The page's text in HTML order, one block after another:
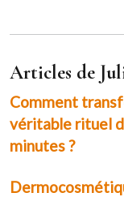
Articles de
Comment
véritable rituel
minutes ?